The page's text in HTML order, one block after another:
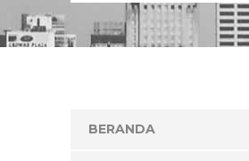
BERANDA